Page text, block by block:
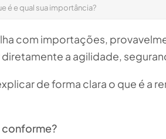
é e qual sua importância?
com importações,
a agilidade,
de forma clara o que é a
conforme?